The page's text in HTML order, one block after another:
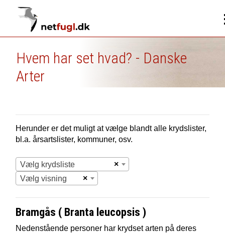
Hvem har set hvad? - Danske
Arter
Herunder er det muligt at vælge blandt alle krydslister,
bl.a. årsartslister, kommuner, osv.
×
Vælg krydsliste
×
Vælg visning
Bramgås ( Branta leucopsis )
Nedenstående personer har krydset arten på deres